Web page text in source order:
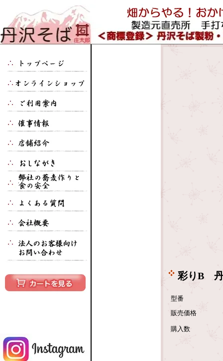
彩りB
型番
販売価格
購入数